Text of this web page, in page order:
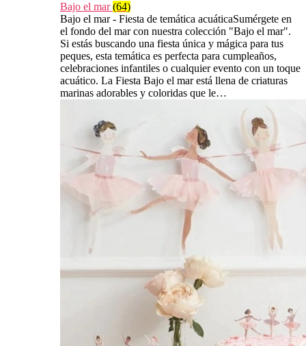
Bajo el mar(64)
Bajo el mar - Fiesta de temática acuáticaSumérgete en
el fondo del mar con nuestra colección "Bajo el mar".
Si estás buscando una fiesta única y mágica para tus
peques, esta temática es perfecta para cumpleaños,
celebraciones infantiles o cualquier evento con un toque
acuático. La Fiesta Bajo el mar está llena de criaturas
marinas adorables y coloridas que le…